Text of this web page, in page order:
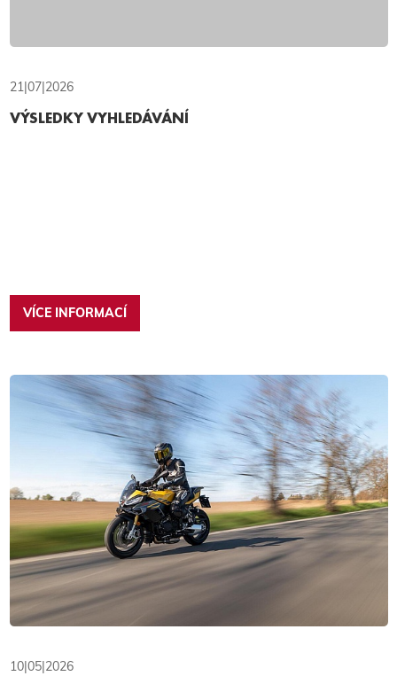
21|07|2026
VÝSLEDKY VYHLEDÁVÁNÍ
VÍCE INFORMACÍ
10|05|2026